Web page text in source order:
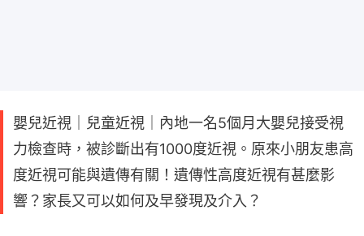
嬰兒近視｜兒童近視｜內地一名5個月大嬰兒接受視
力檢查時，被診斷出有1000度近視。原來小朋友患高
度近視可能與遺傳有關！遺傳性高度近視有甚麼影
響？家長又可以如何及早發現及介入？